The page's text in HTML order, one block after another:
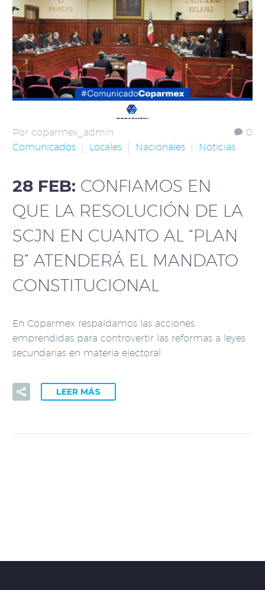
0
Por coparmex_admin
Comunicados
Locales Nacionales Noticias
28 FEB: CONFIAMOS EN
QUE LA RESOLUCIÓN DE LA
SCJN EN CUANTO AL “PLAN
B” ATENDERÁ EL MANDATO
CONSTITUCIONAL
En Coparmex respaldamos las acciones
emprendidas para controvertir las reformas a leyes
secundarias en materia electoral
LEER MÁS